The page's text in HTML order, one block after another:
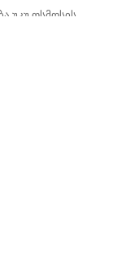
უკუ ოსმოსის
სისტემებში
ტიპის მემბრანებზე